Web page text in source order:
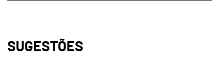
SUGESTÕES